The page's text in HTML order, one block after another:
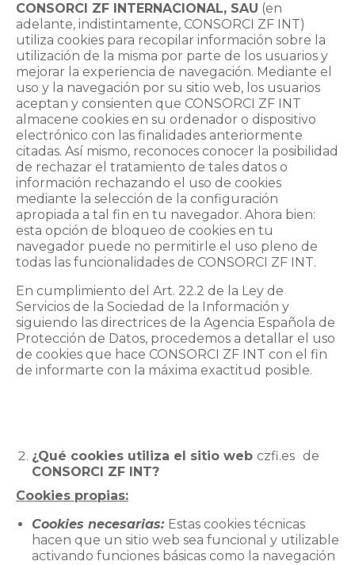
CONSORCI ZF INTERNACIONAL, SAU (en
adelante, indistintamente, CONSORCI ZF INT)
utiliza cookies para recopilar información sobre la
utilización de la misma por parte de los usuarios y
mejorar la experiencia de navegación. Mediante el
uso y la navegación por su sitio web, los usuarios
aceptan y consienten que CONSORCI ZF INT
almacene cookies en su ordenador o dispositivo
electrónico con las finalidades anteriormente
citadas. Así mismo, reconoces conocer la posibilidad
de rechazar el tratamiento de tales datos o
información rechazando el uso de cookies
mediante la selección de la configuración
apropiada a tal fin en tu navegador. Ahora bien:
esta opción de bloqueo de cookies en tu
navegador puede no permitirle el uso pleno de
todas las funcionalidades de CONSORCI ZF INT.
En cumplimiento del Art. 22.2 de la Ley de
Servicios de la Sociedad de la Información y
siguiendo las directrices de la Agencia Española de
Protección de Datos, procedemos a detallar el uso
de cookies que hace CONSORCI ZF INT con el fin
de informarte con la máxima exactitud posible.
¿Qué cookies utiliza el sitio web czfi.es de
CONSORCI ZF INT?
Cookies propias:
Cookies necesarias: Estas cookies técnicas
hacen que un sitio web sea funcional y utilizable
activando funciones básicas como la navegación